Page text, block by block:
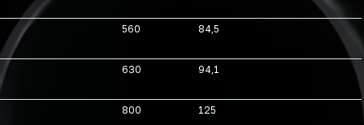
560 84,5
630 94,1
800 125